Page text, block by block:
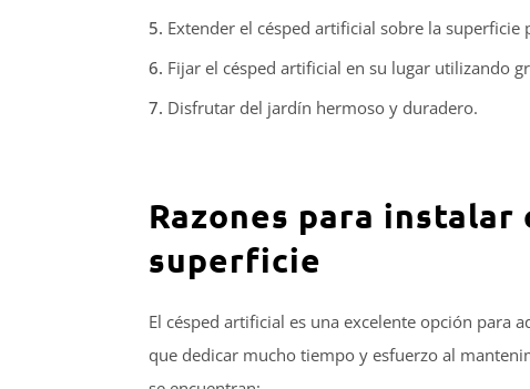
Extender el césped artificial sobre la superficie
Fijar el césped artificial en su lugar utilizando
Disfrutar del jardín hermoso y duradero.
Razones para
superficie
El césped artificial es una excelente opción para
que dedicar mucho tiempo y esfuerzo al